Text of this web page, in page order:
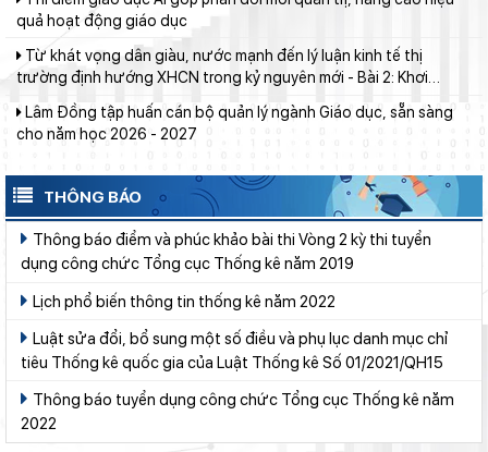
trường định hướng XHCN trong kỷ nguyên mới - Bài 2: Khơi
thông nguồn lực, vững bước tiến vào kỷ nguyên mới (tiếp theo
và hết)
cho năm học 2026 - 2027
giáo viên
phòng, chống đuối nước và sơ cấp cứu cho thanh thiếu nhi
Đẩy mạnh truyền thông về giáo dục nghề nghiệp trong toàn
ngành năm 2026
chính gắn với áp dụng ISO 9001:2015
Khởi đầu định hướng nghề nghiệp
Sáng đèn công trường để kịp năm học mới
Lâm Đồng phấn đấu hoàn thành Trường THPT Chuyên Bảo Lộc
THÔNG BÁO
dụng công chức Tổng cục Thống kê năm 2019
Lịch phổ biến thông tin thống kê năm 2022
tiêu Thống kê quốc gia của Luật Thống kê Số 01/2021/QH15
2022